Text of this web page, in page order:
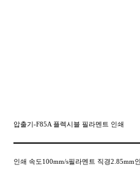
압출기-F85A 플렉시블 필라멘트 인쇄
인쇄 속도100mm/s필라멘트 직경2.85mm